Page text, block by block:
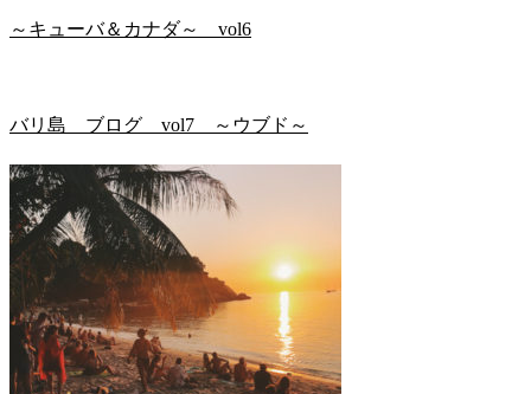
～キューバ＆カナダ～ vol6
バリ島 ブログ vol7 ～ウブド～